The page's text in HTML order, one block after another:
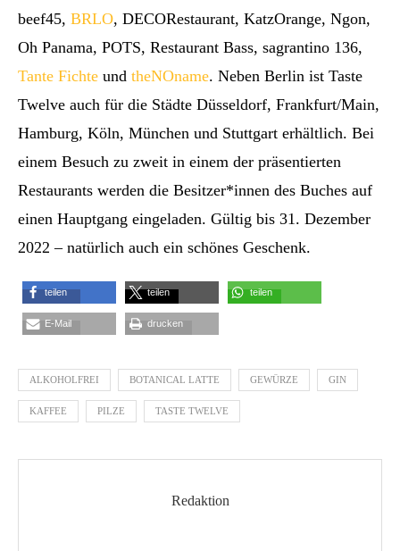
beef45, BRLO, DECORestaurant, KatzOrange, Ngon,
Oh Panama, POTS, Restaurant Bass, sagrantino 136,
Tante Fichte und theNOname. Neben Berlin ist Taste
Twelve auch für die Städte Düsseldorf, Frankfurt/Main,
Hamburg, Köln, München und Stuttgart erhältlich. Bei
einem Besuch zu zweit in einem der präsentierten
Restaurants werden die Besitzer*innen des Buches auf
einen Hauptgang eingeladen. Gültig bis 31. Dezember
2022 – natürlich auch ein schönes Geschenk.
teilen teilen teilen
E-Mail drucken
ALKOHOLFREI BOTANICAL LATTE GEWÜRZE GIN
KAFFEE PILZE TASTE TWELVE
Redaktion